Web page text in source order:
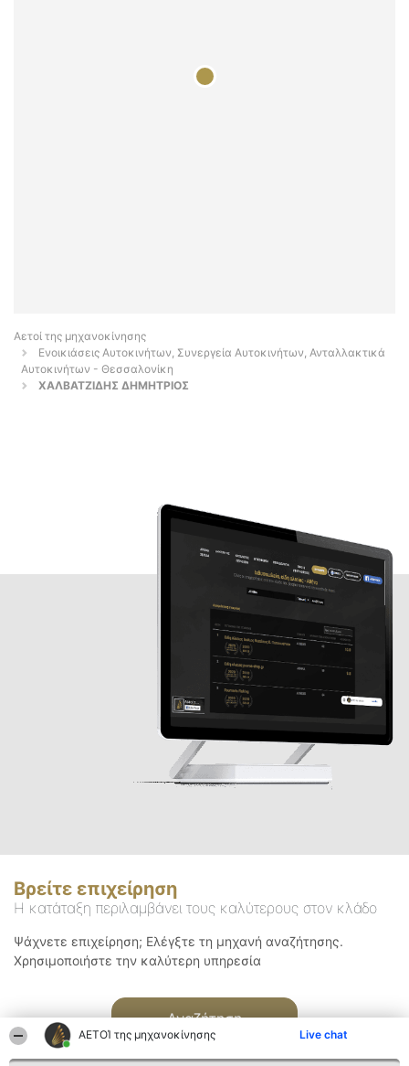
ΑΕΤΟΊ της μηχανοκίνησης Live chat
Αετοί της μηχανοκίνησης
Ενοικιάσεις Αυτοκινήτων, Συνεργεία Αυτοκινήτων, Ανταλλακτικά
Αυτοκινήτων - Θεσσαλονίκη
ΧΑΛΒΑΤΖΙΔΗΣ ΔΗΜΗΤΡΙΟΣ
Βρείτε επιχείρηση
Η κατάταξη περιλαμβάνει τους καλύτερους στον κλάδο
Ψάχνετε επιχείρηση; Ελέγξτε τη μηχανή αναζήτησης.
Χρησιμοποιήστε την καλύτερη υπηρεσία
Αναζήτηση